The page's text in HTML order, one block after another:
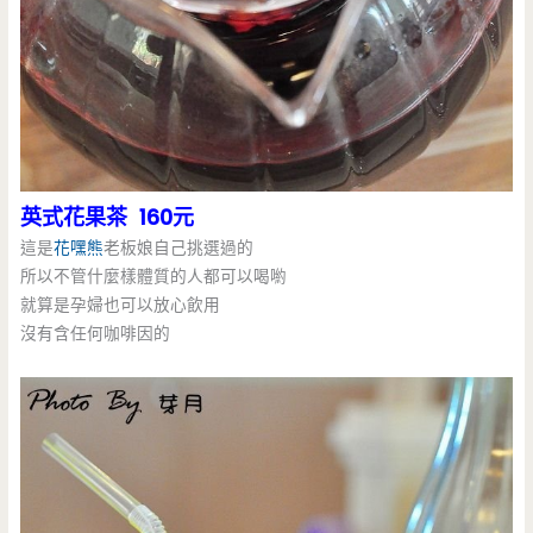
英式花果茶 160元
這是花嘿熊老板娘自己挑選過的
所以不管什麼樣體質的人都可以喝喲
就算是孕婦也可以放心飲用
沒有含任何咖啡因的